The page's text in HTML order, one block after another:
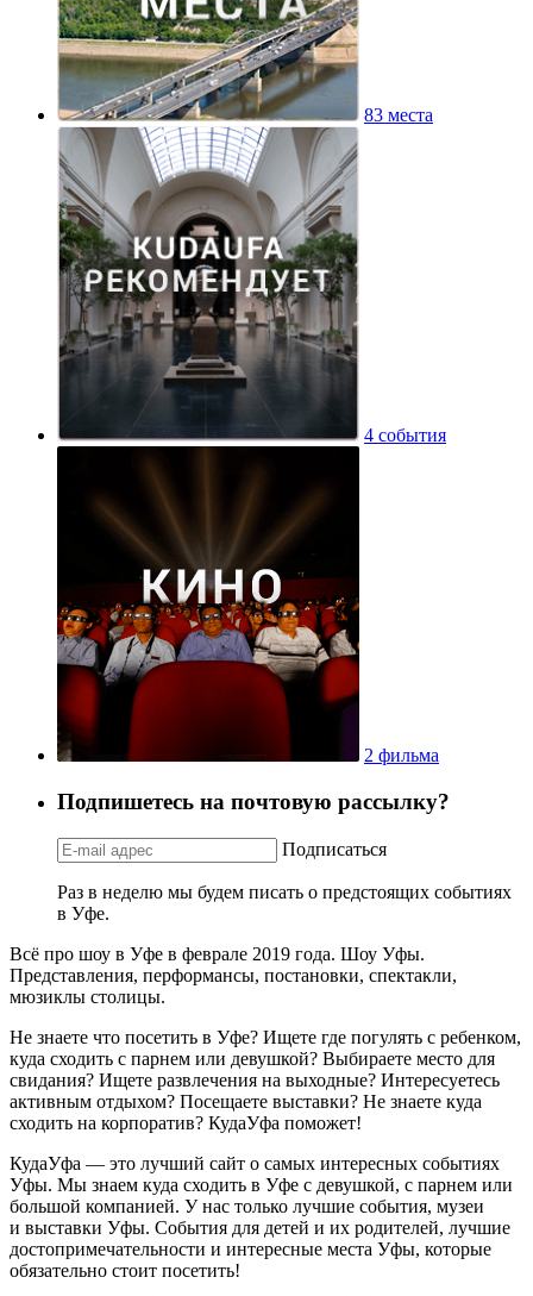
83 места
4 события
2 фильма
Подпишетесь на почтовую рассылку?
Подписаться
Раз в неделю мы будем писать о предстоящих событиях
в Уфе.
Всё про шоу в Уфе в феврале 2019 года. Шоу Уфы.
Представления, перформансы, постановки, спектакли,
мюзиклы столицы.
Не знаете что посетить в Уфе? Ищете где погулять с ребенком,
куда сходить с парнем или девушкой? Выбираете место для
свидания? Ищете развлечения на выходные? Интересуетесь
активным отдыхом? Посещаете выставки? Не знаете куда
сходить на корпоратив? КудаУфа поможет!
КудаУфа — это лучший сайт о самых интересных событиях
Уфы. Мы знаем куда сходить в Уфе с девушкой, с парнем или
большой компанией. У нас только лучшие события, музеи
и выставки Уфы. События для детей и их родителей, лучшие
достопримечательности и интересные места Уфы, которые
обязательно стоит посетить!